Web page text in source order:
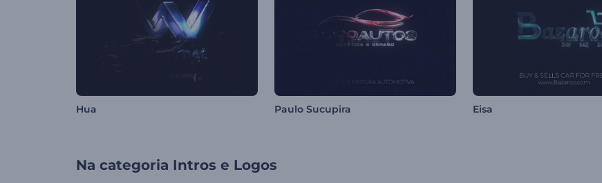
Hua Paulo Sucupira Eisa
Na categoria Intros e Logos